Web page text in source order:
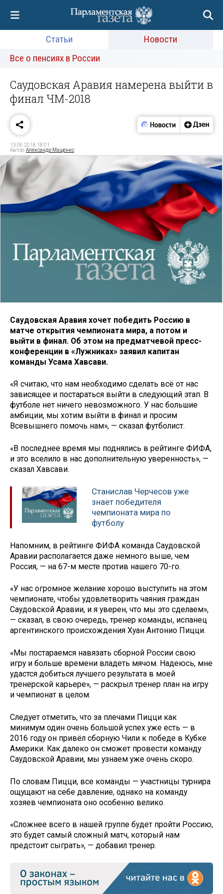
Статьи
Новости
Все о пенсиях в России
Саудовская Аравия намерена выйти в
финал ЧМ-2018
13.06.2018 18:01
Автор:Александр Мащенко
Саудовская Аравия хочет победить Россию в
матче открытия чемпионата мира, а потом и
выйти в финал. Об этом на предматчевой пресс-
конференции в «Лужниках» заявил капитан
команды Усама Хавсави.
«Я считаю, что нам необходимо сделать всё от нас
зависящее и постараться выйти в следующий этап. В
футболе нет ничего невозможного. У нас большие
амбиции, мы хотим выйти в финал и просим
Всевышнего помочь нам», — сказал футболист.
«В последнее время мы поднялись в рейтинге ФИФА,
и это вселило в нас дополнительную уверенность», —
сказал Хавсави.
Станислав Черчесов уже
знает победителя
чемпионата мира по
футболу
Напомним, в рейтинге ФИФА команда Саудовской
Аравии располагается даже немного выше, чем
Россия, — на 67-м месте против нашего 70-го.
«У нас огромное желание хорошо выступить на этом
чемпионате, чтобы удовлетворить чаяния граждан
Саудовской Аравии, и я уверен, что мы это сделаем»,
— сказал, в свою очередь, тренер команды, испанец
аргентинского происхождения Хуан Антонио Пицци.
«Мы постараемся навязать сборной России свою
игру и больше времени владеть мячом. Надеюсь, мне
удастся добиться лучшего результата в моей
тренерской карьере», — раскрыл тренер план на игру
и чемпионат в целом.
Следует отметить, что за плечами Пицци как
минимум один очень большой успех уже есть — в
2016 году он привёл сборную Чили к победе в Кубке
Америки. Как далеко он сможет провести команду
Саудовской Аравии, мы узнаем уже очень скоро.
По словам Пицци, все команды — участницы турнира
ощущают на себе давление, однако на команду
хозяев чемпионата оно особенно велико.
«Сложнее всего в нашей группе будет пройти Россию,
это будет самый сложный матч, который нам
предстоит сыграть», — добавил тренер.